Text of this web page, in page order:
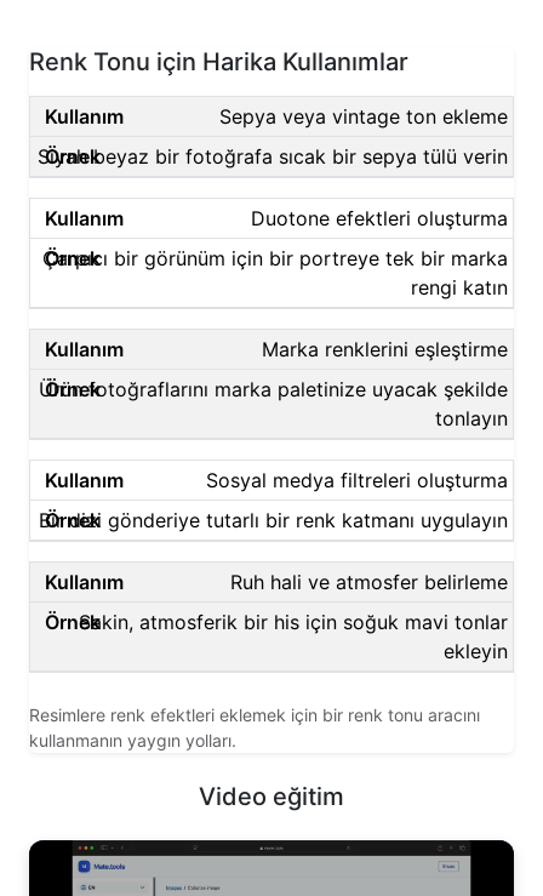
Renk Tonu için Harika Kullanımlar
Sepya veya vintage ton ekleme
Siyah beyaz bir fotoğrafa sıcak bir sepya tülü verin
Duotone efektleri oluşturma
Çarpıcı bir görünüm için bir portreye tek bir marka
rengi katın
Marka renklerini eşleştirme
Ürün fotoğraflarını marka paletinize uyacak şekilde
tonlayın
Sosyal medya filtreleri oluşturma
Bir dizi gönderiye tutarlı bir renk katmanı uygulayın
Ruh hali ve atmosfer belirleme
Sakin, atmosferik bir his için soğuk mavi tonlar
ekleyin
Resimlere renk efektleri eklemek için bir renk tonu aracını
kullanmanın yaygın yolları.
Video eğitim